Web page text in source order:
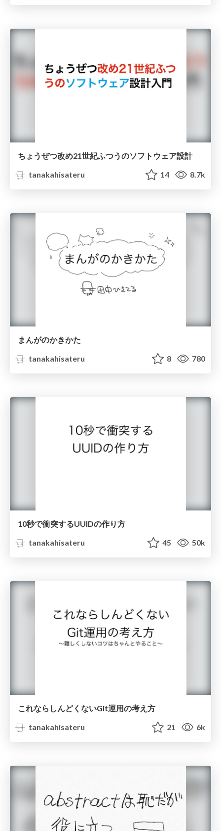
ちょうぜつ改め21世紀ふつうのソフトウェア設計
tanakahisateru
14 8.7k
まんがのかきかた
tanakahisateru
8 780
10秒で衝突するUUIDの作り方
tanakahisateru
45 50k
これならしんどくないGit運用の考え方
tanakahisateru
21 6k